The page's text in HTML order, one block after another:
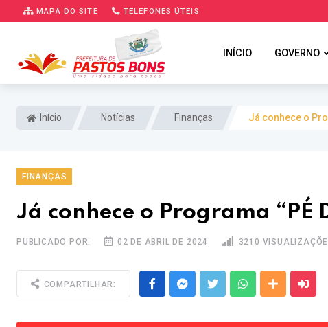
MAPA DO SITE TELEFONES ÚTEIS
INÍCIO GOVERNO
Início Notícias Finanças Já conhece o
FINANÇAS
Já conhece o Programa “PÉ
PUBLICADO POR: 02 DE ABRIL DE 2024 3210
COMPARTILHAR: FacebookMessenger
Twitter WhatsappOutras